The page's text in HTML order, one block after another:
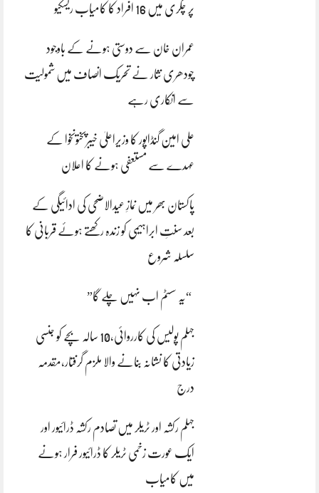
پر چکری میں 16 افراد کا کامیاب ریسکیو
عمران خان سے دوستی ہونے کے باوجود
چودھری نثار نے تحریک انصاف میں شمولیت
سے انکاری رہے
علی امین گنڈاپور کا وزیراعلیٰ خیبرپختونخوا کے
عہدے سے مستعفی ہونے کا اعلان
پاکستان بھر میں نمازِ عیدالاضحی کی ادائیگی کے
بعد سنتِ ابراہیمی کو زندہ رکھتے ہوئے قربانی کا
سلسلہ شروع
“یہ سسٹم اب نہیں چلے گا”
جہلم پولیس کی کارروائی،10 سالہ بچے کو جنسی
زیادتی کا نشانہ بنانے والا ملزم گرفتار،مقدمہ
درج
جہلم رکشہ اور ٹریلر میں تصادم رکشہ ڈرائیور اور
ایک عورت زخمی ٹریلر کا ڈرائیور فرار ہونے
میں کامیاب